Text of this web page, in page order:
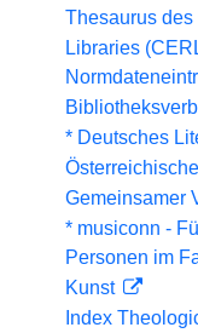
Thesaurus
Libraries
* Deutsches
Gemeinsamer
* musiconn -
Personen im
Kunst
Index